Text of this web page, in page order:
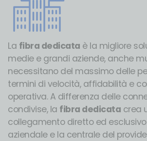
La fibra dedicata è la migliore
medie e grandi aziende, anche
necessitano del massimo delle
termini di velocità, affidabilità e
operativa. A differenza delle
condivise, la fibra dedicata crea
collegamento diretto ed
aziendale e la centrale del